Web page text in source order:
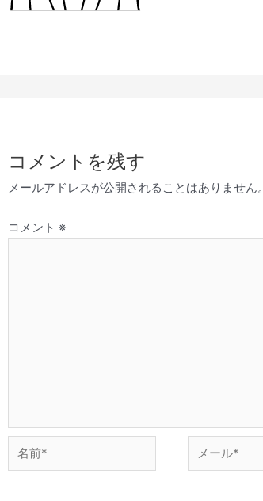
コメントを残す
メールアドレスが公開されることはありません。
コメント ※